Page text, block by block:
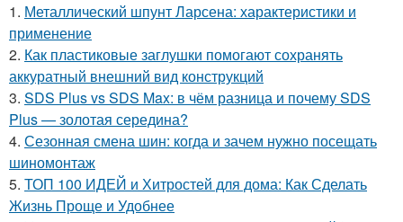
1. Металлический шпунт Ларсена: характеристики и
применение
2. Как пластиковые заглушки помогают сохранять
аккуратный внешний вид конструкций
3. SDS Plus vs SDS Max: в чём разница и почему SDS
Plus — золотая середина?
4. Сезонная смена шин: когда и зачем нужно посещать
шиномонтаж
5. ТОП 100 ИДЕЙ и Хитростей для дома: Как Сделать
Жизнь Проще и Удобнее